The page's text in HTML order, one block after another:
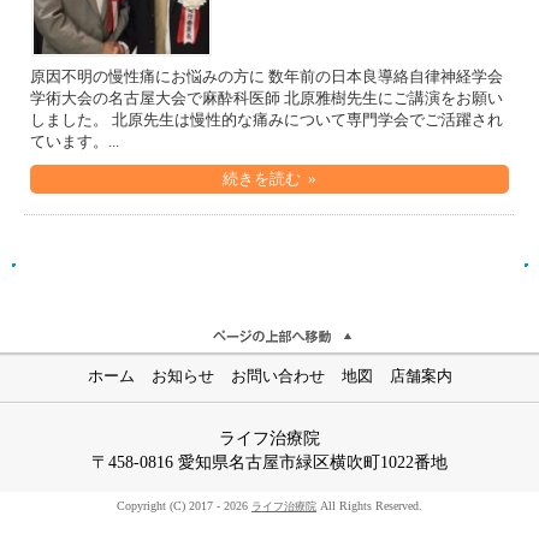
原因不明の慢性痛にお悩みの方に 数年前の日本良導絡自律神経学会
学術大会の名古屋大会で麻酔科医師 北原雅樹先生にご講演をお願い
しました。 北原先生は慢性的な痛みについて専門学会でご活躍され
ています。...
続きを読む »
ホーム お知らせ お問い合わせ 地図 店舗案内
ライフ治療院
〒458-0816 愛知県名古屋市緑区横吹町1022番地
Copyright (C) 2017 - 2026 ライフ治療院 All Rights Reserved.